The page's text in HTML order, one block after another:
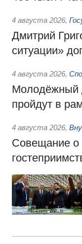
4 августа 2026,
Дмитрий
ситуации»
4 августа 2026,
Молодёжный
пройдут в
4 августа 2026,
Совещание о